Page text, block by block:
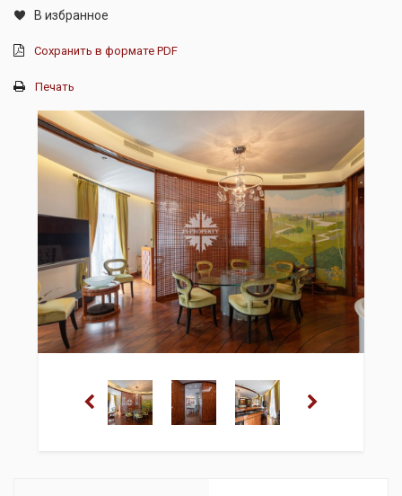
В избранное
Сохранить в формате PDF
Печать